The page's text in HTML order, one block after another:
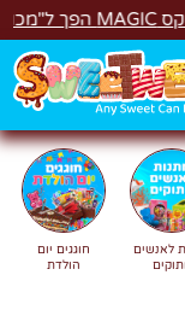
לאנשים
חוגגים יום
הולדת